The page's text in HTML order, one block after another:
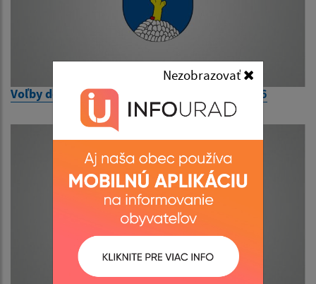
Nezobrazovať
Voľby do orgánov samosprávnych krajov 2026